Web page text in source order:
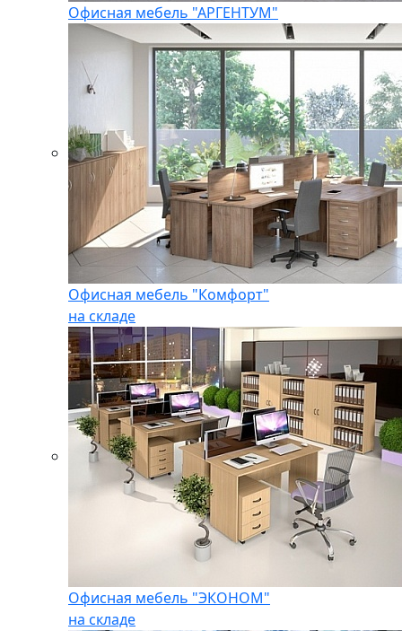
Офисная мебель "АРГЕНТУМ"
Офисная мебель "Комфорт"
на складе
Офисная мебель "ЭКОНОМ"
на складе